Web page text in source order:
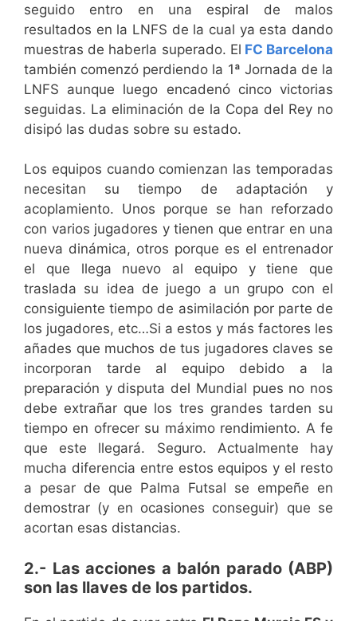
seguido entro en una espiral de malos
resultados en la LNFS de la cual ya esta dando
muestras de haberla superado. El FC Barcelona
también comenzó perdiendo la 1ª Jornada de la
LNFS aunque luego encadenó cinco victorias
seguidas. La eliminación de la Copa del Rey no
disipó las dudas sobre su estado.
Los equipos cuando comienzan las temporadas
necesitan su tiempo de adaptación y
acoplamiento. Unos porque se han reforzado
con varios jugadores y tienen que entrar en una
nueva dinámica, otros porque es el entrenador
el que llega nuevo al equipo y tiene que
traslada su idea de juego a un grupo con el
consiguiente tiempo de asimilación por parte de
los jugadores, etc…Si a estos y más factores les
añades que muchos de tus jugadores claves se
incorporan tarde al equipo debido a la
preparación y disputa del Mundial pues no nos
debe extrañar que los tres grandes tarden su
tiempo en ofrecer su máximo rendimiento. A fe
que este llegará. Seguro. Actualmente hay
mucha diferencia entre estos equipos y el resto
a pesar de que Palma Futsal se empeñe en
demostrar (y en ocasiones conseguir) que se
acortan esas distancias.
2.- Las acciones a balón parado (ABP)
son las llaves de los partidos.